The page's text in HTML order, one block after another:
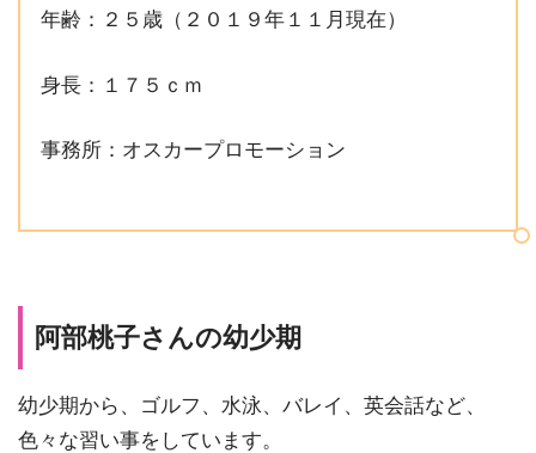
年齢：２５歳（２０１９年１１月現在）
身長：１７５ｃｍ
事務所：オスカープロモーション
阿部桃子さんの幼少期
幼少期から、ゴルフ、水泳、バレイ、英会話など、
色々な習い事をしています。